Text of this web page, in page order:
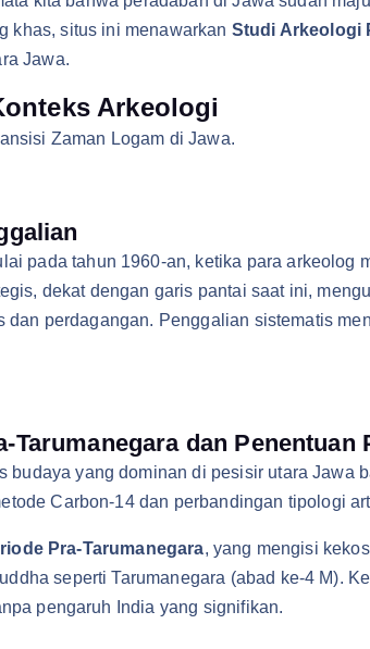
khas, situs ini menawarkan Studi Arkeologi
Jawa.
Arkeologi
Zaman Logam di Jawa.
pada tahun 1960-an, ketika para arkeolog
dekat dengan garis pantai saat ini,
perdagangan. Penggalian sistematis
dan Penentuan
budaya yang dominan di pesisir utara
Carbon-14 dan perbandingan tipologi
Pra-Tarumanegara, yang mengisi
seperti Tarumanegara (abad ke-4 M).
pengaruh India yang signifikan.